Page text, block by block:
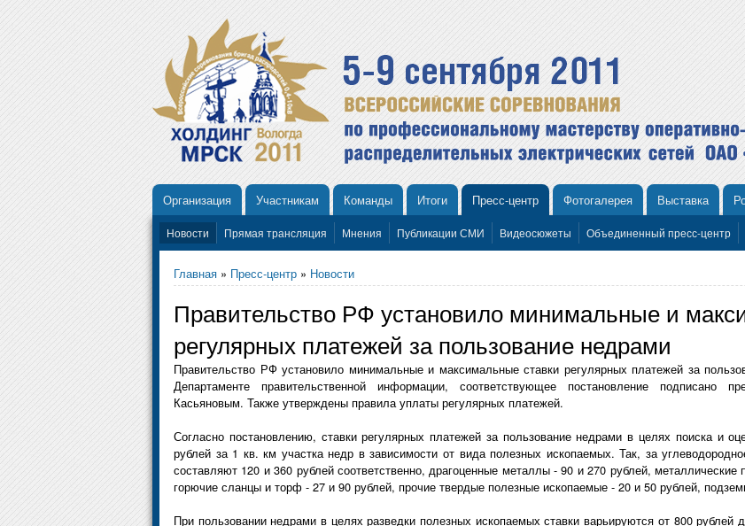
Организация Участникам Команды Итоги Пресс-центр Фотогалерея Выставка
Новости Прямая трансляция Мнения Публикации СМИ Видеосюжеты Объединенный пресс-центр
Главная » Пресс-центр » Новости
Правительство РФ установило минимальные и
регулярных платежей за пользование недрами
Правительство РФ установило минимальные и максимальные ставки регулярных платежей за
Департаменте правительственной информации, соответствующее постановление подписано
Касьяновым. Также утверждены правила уплаты регулярных платежей.
Согласно постановлению, ставки регулярных платежей за пользование недрами в целях поиска и
рублей за 1 кв. км участка недр в зависимости от вида полезных ископаемых. Так, за
составляют 120 и 360 рублей соответственно, драгоценные металлы - 90 и 270 рублей,
горючие сланцы и торф - 27 и 90 рублей, прочие твердые полезные ископаемые - 20 и 50 рублей,
При пользовании недрами в целях разведки полезных ископаемых ставки варьируются от 800